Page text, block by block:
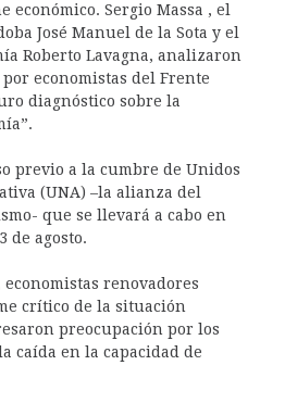
Sergio Massa , el
José Manuel de la Sota y el
Roberto Lavagna, analizaron
economistas del Frente
diagnóstico sobre la
previo a la cumbre de Unidos
(UNA) –la alianza del
que se llevará a cabo en
de agosto.
renovadores
crítico de la situación
preocupación por los
caída en la capacidad de